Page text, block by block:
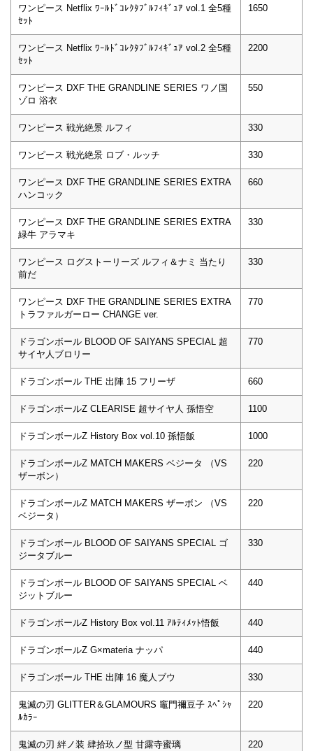
ワンピース Netflix ﾜｰﾙﾄﾞｺﾚｸﾀﾌﾞﾙﾌｨｷﾞｭｱ vol.1 全5種
ｾｯﾄ
1650
ワンピース Netflix ﾜｰﾙﾄﾞｺﾚｸﾀﾌﾞﾙﾌｨｷﾞｭｱ vol.2 全5種
ｾｯﾄ
2200
ワンピース DXF THE GRANDLINE SERIES ワノ国
ゾロ 浴衣
550
ワンピース 戦光絶景 ルフィ 330
ワンピース 戦光絶景 ロブ・ルッチ 330
ワンピース DXF THE GRANDLINE SERIES EXTRA
ハンコック
660
ワンピース DXF THE GRANDLINE SERIES EXTRA
緑牛 アラマキ
330
ワンピース ログストーリーズ ルフィ＆ナミ 当たり
前だ
330
ワンピース DXF THE GRANDLINE SERIES EXTRA
トラファルガーロー CHANGE ver.
770
ドラゴンボール BLOOD OF SAIYANS SPECIAL 超
サイヤ人ブロリー
770
ドラゴンボール THE 出陣 15 フリーザ 660
ドラゴンボールZ CLEARISE 超サイヤ人 孫悟空 1100
ドラゴンボールZ History Box vol.10 孫悟飯 1000
ドラゴンボールZ MATCH MAKERS ベジータ （VS
ザーボン）
220
ドラゴンボールZ MATCH MAKERS ザーボン （VS
ベジータ）
220
ドラゴンボール BLOOD OF SAIYANS SPECIAL ゴ
ジータブルー
330
ドラゴンボール BLOOD OF SAIYANS SPECIAL ベ
ジットブルー
440
ドラゴンボールZ History Box vol.11 ｱﾙﾃｨﾒｯﾄ悟飯 440
ドラゴンボールZ G×materia ナッパ 440
ドラゴンボール THE 出陣 16 魔人ブウ 330
鬼滅の刃 GLITTER＆GLAMOURS 竈門禰豆子 ｽﾍﾟｼｬ
ﾙｶﾗｰ
220
鬼滅の刃 絆ノ装 肆拾玖ノ型 甘露寺蜜璃 220